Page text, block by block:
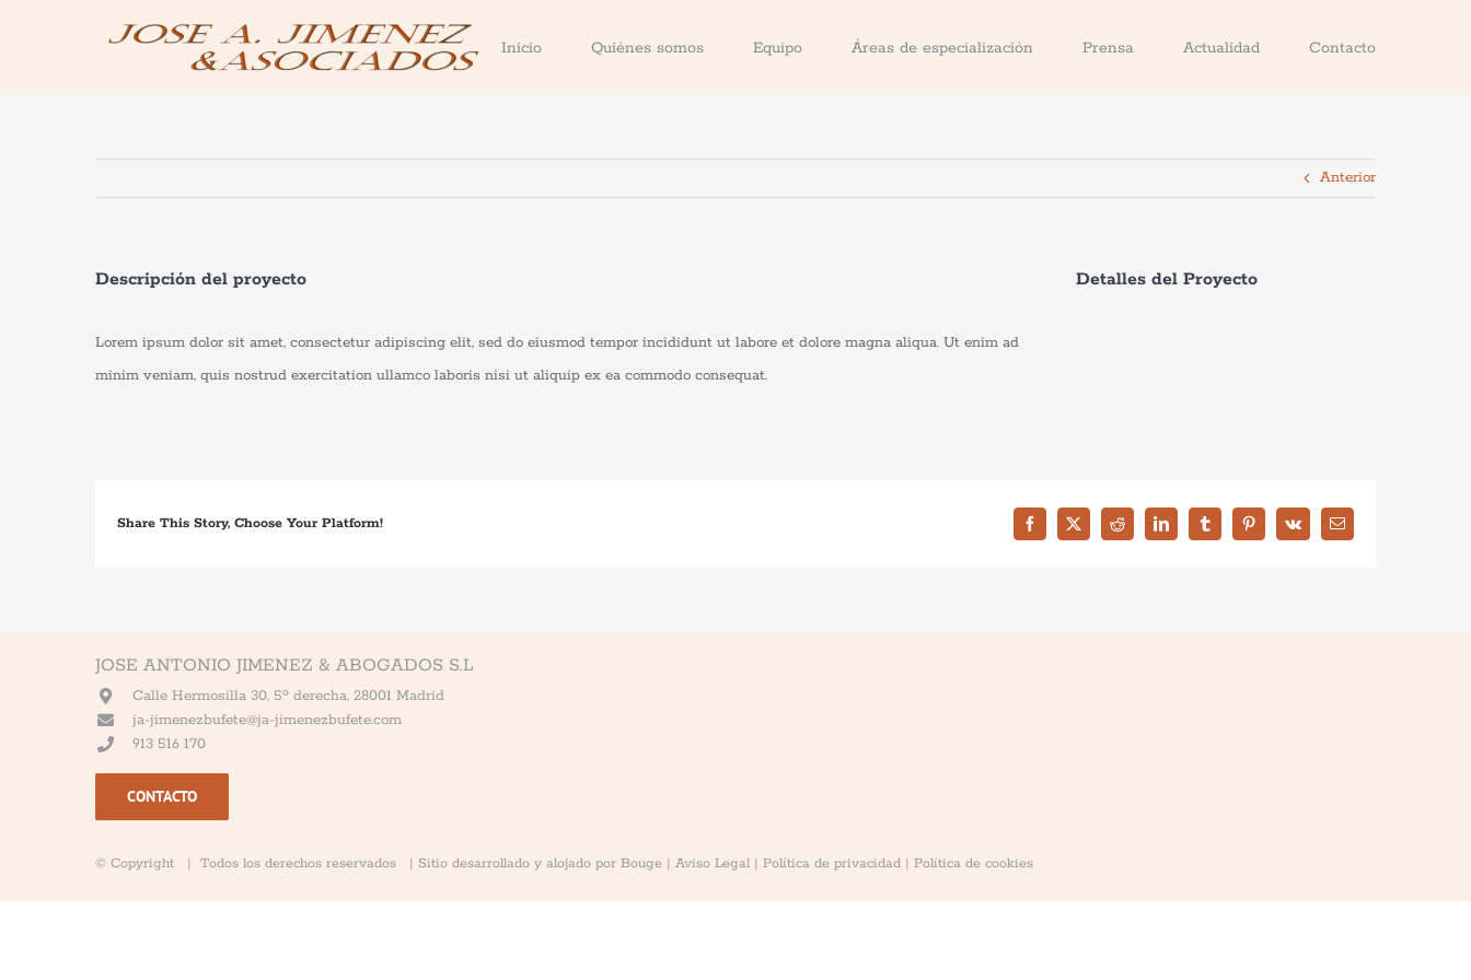
Inicio Quiénes somos Equipo Áreas de especialización Prensa Actualidad Contacto
Anterior
Descripción del proyecto
Lorem ipsum dolor sit amet, consectetur adipiscing elit, sed do eiusmod tempor incididunt ut labore et dolore magna aliqua. Ut enim ad
minim veniam, quis nostrud exercitation ullamco laboris nisi ut aliquip ex ea commodo consequat.
Detalles del Proyecto
Share This Story, Choose Your Platform! Facebook
X Reddit LinkedInTumblrPinterest
Vk
Correo
electrónico
JOSE ANTONIO JIMENEZ & ABOGADOS S.L
Calle Hermosilla 30, 5º derecha, 28001 Madrid
ja-jimenezbufete@ja-jimenezbufete.com
913 516 170
CONTACTO
© Copyright | Todos los derechos reservados | Sitio desarrollado y alojado por Bouge | Aviso Legal | Política de privacidad | Política de cookies
son